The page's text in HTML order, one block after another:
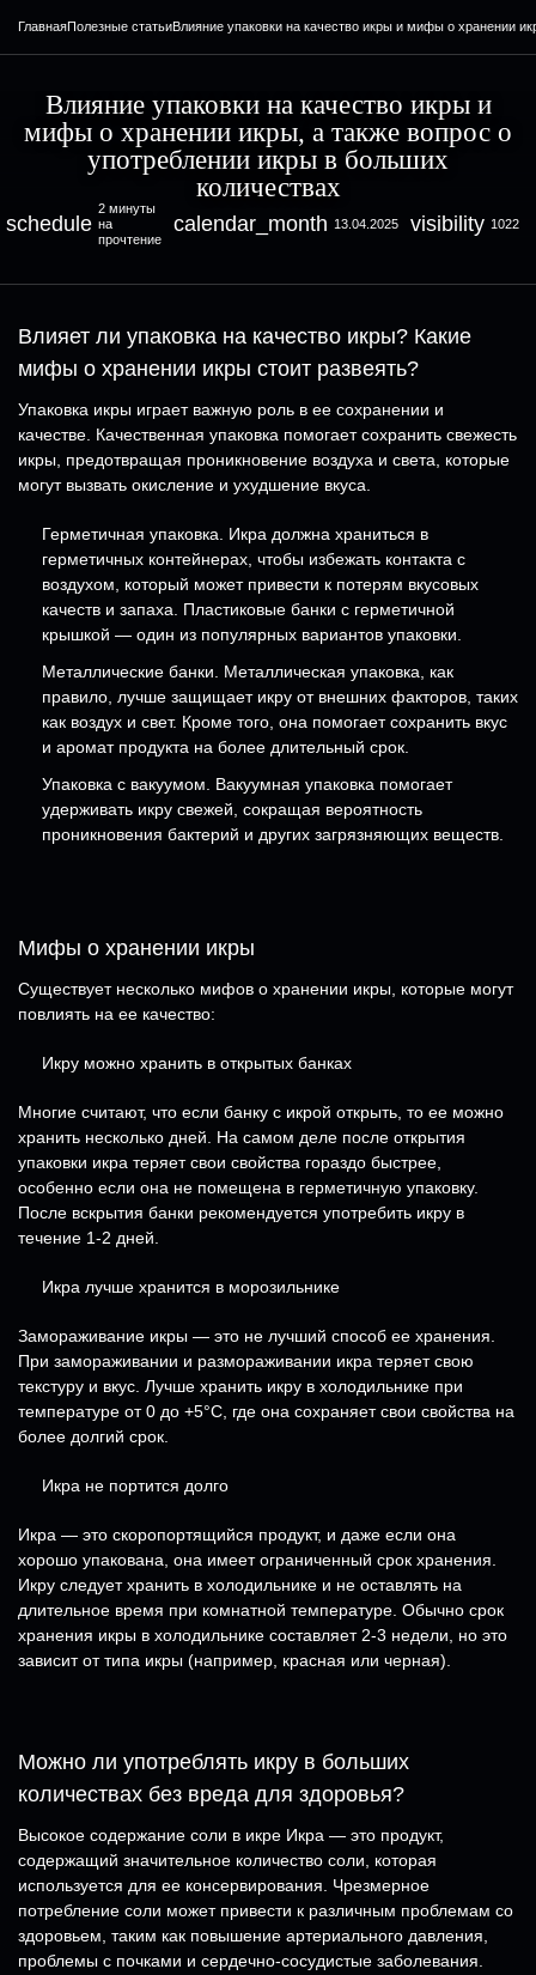
ГлавнаяПолезные статьиВлияние упаковки на качество икры и мифы о хранении
Влияние упаковки на качество икры и
мифы о хранении икры, а также вопрос о
употреблении икры в больших
количествах
schedule
2 минуты
на
прочтение
calendar_month 13.04.2025 visibility 1022
Влияет ли упаковка на качество икры? Какие
мифы о хранении икры стоит развеять?
Упаковка икры играет важную роль в ее сохранении и
качестве. Качественная упаковка помогает сохранить свежесть
икры, предотвращая проникновение воздуха и света, которые
могут вызвать окисление и ухудшение вкуса.
Герметичная упаковка. Икра должна храниться в
герметичных контейнерах, чтобы избежать контакта с
воздухом, который может привести к потерям вкусовых
качеств и запаха. Пластиковые банки с герметичной
крышкой — один из популярных вариантов упаковки.
Металлические банки. Металлическая упаковка, как
правило, лучше защищает икру от внешних факторов, таких
как воздух и свет. Кроме того, она помогает сохранить вкус
и аромат продукта на более длительный срок.
Упаковка с вакуумом. Вакуумная упаковка помогает
удерживать икру свежей, сокращая вероятность
проникновения бактерий и других загрязняющих веществ.
Мифы о хранении икры
Существует несколько мифов о хранении икры, которые могут
повлиять на ее качество:
Икру можно хранить в открытых банках
Многие считают, что если банку с икрой открыть, то ее можно
хранить несколько дней. На самом деле после открытия
упаковки икра теряет свои свойства гораздо быстрее,
особенно если она не помещена в герметичную упаковку.
После вскрытия банки рекомендуется употребить икру в
течение 1-2 дней.
Икра лучше хранится в морозильнике
Замораживание икры — это не лучший способ ее хранения.
При замораживании и размораживании икра теряет свою
текстуру и вкус. Лучше хранить икру в холодильнике при
температуре от 0 до +5°C, где она сохраняет свои свойства на
более долгий срок.
Икра не портится долго
Икра — это скоропортящийся продукт, и даже если она
хорошо упакована, она имеет ограниченный срок хранения.
Икру следует хранить в холодильнике и не оставлять на
длительное время при комнатной температуре. Обычно срок
хранения икры в холодильнике составляет 2-3 недели, но это
зависит от типа икры (например, красная или черная).
Можно ли употреблять икру в больших
количествах без вреда для здоровья?
Высокое содержание соли в икре Икра — это продукт,
содержащий значительное количество соли, которая
используется для ее консервирования. Чрезмерное
потребление соли может привести к различным проблемам со
здоровьем, таким как повышение артериального давления,
проблемы с почками и сердечно-сосудистые заболевания.